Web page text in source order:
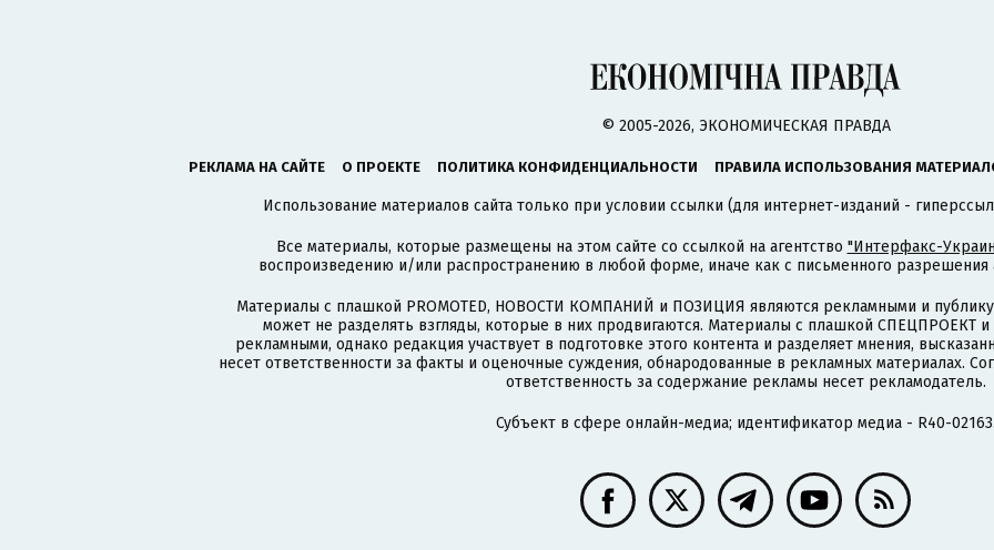
© 2005-2026, ЭКОНОМИЧЕСКАЯ ПРАВДА
РЕКЛАМА НА САЙТЕ О ПРОЕКТЕ ПОЛИТИКА КОНФИДЕНЦИАЛЬНОСТИ ПРАВИЛА ИСПОЛЬЗОВАНИЯ
Использование материалов сайта только при условии ссылки (для интернет-изданий -
Все материалы, которые размещены на этом сайте со ссылкой на агентство "Интерфакс-
воспроизведению и/или распространению в любой форме, иначе как с письменного разрешения
Материалы с плашкой PROMOTED, НОВОСТИ КОМПАНИЙ и ПОЗИЦИЯ являются рекламными и
может не разделять взгляды, которые в них продвигаются. Материалы с плашкой СПЕЦПРОЕКТ
рекламными, однако редакция участвует в подготовке этого контента и разделяет мнения,
несет ответственности за факты и оценочные суждения, обнародованные в рекламных материалах.
ответственность за содержание рекламы несет рекламодатель.
Субъект в сфере онлайн-медиа; идентификатор медиа - R40-02163.